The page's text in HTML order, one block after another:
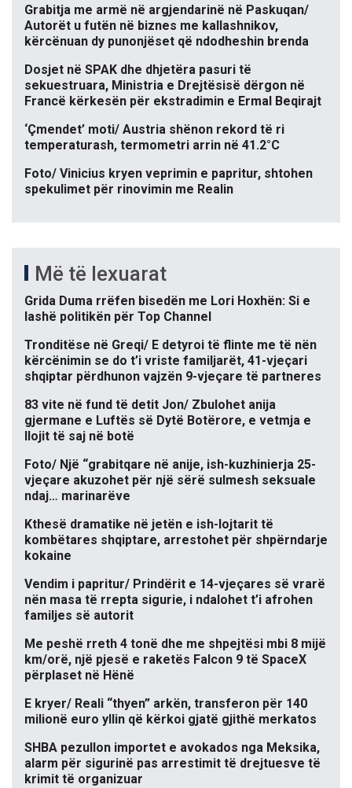
Grabitja me armë në argjendarinë në Paskuqan/
Autorët u futën në biznes me kallashnikov,
kërcënuan dy punonjëset që ndodheshin brenda
Dosjet në SPAK dhe dhjetëra pasuri të
sekuestruara, Ministria e Drejtësisë dërgon në
Francë kërkesën për ekstradimin e Ermal Beqirajt
‘Çmendet’ moti/ Austria shënon rekord të ri
temperaturash, termometri arrin në 41.2°C
Foto/ Vinicius kryen veprimin e papritur, shtohen
spekulimet për rinovimin me Realin
Më të lexuarat
Grida Duma rrëfen bisedën me Lori Hoxhën: Si e
lashë politikën për Top Channel
Tronditëse në Greqi/ E detyroi të flinte me të nën
kërcënimin se do t’i vriste familjarët, 41-vjeçari
shqiptar përdhunon vajzën 9-vjeçare të partneres
83 vite në fund të detit Jon/ Zbulohet anija
gjermane e Luftës së Dytë Botërore, e vetmja e
llojit të saj në botë
Foto/ Një “grabitqare në anije, ish-kuzhinierja 25-
vjeçare akuzohet për një sërë sulmesh seksuale
ndaj… marinarëve
Kthesë dramatike në jetën e ish-lojtarit të
kombëtares shqiptare, arrestohet për shpërndarje
kokaine
Vendim i papritur/ Prindërit e 14-vjeçares së vrarë
nën masa të rrepta sigurie, i ndalohet t’i afrohen
familjes së autorit
Me peshë rreth 4 tonë dhe me shpejtësi mbi 8 mijë
km/orë, një pjesë e raketës Falcon 9 të SpaceX
përplaset në Hënë
E kryer/ Reali “thyen” arkën, transferon për 140
milionë euro yllin që kërkoi gjatë gjithë merkatos
SHBA pezullon importet e avokados nga Meksika,
alarm për sigurinë pas arrestimit të drejtuesve të
krimit të organizuar